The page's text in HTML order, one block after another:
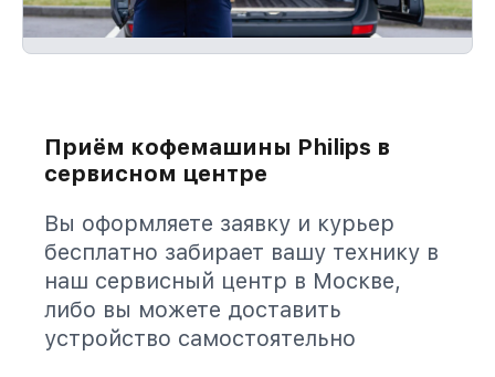
Приём кофемашины Philips в
сервисном центре
Вы оформляете заявку и курьер
бесплатно забирает вашу технику в
наш сервисный центр в Москве,
либо вы можете доставить
устройство самостоятельно